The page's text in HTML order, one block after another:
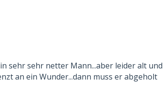
sehr sehr netter Mann...aber leider alt und
an ein Wunder...dann muss er abgeholt